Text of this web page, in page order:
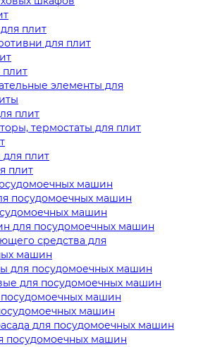
плит
для плит
элементы для
плит
термостаты для плит
плит
плит
машин
посудомоечных машин
машин
для посудомоечных машин
средства для
машин
для посудомоечных машин
для посудомоечных машин
машин
машин
для посудомоечных машин
посудомоечных машин